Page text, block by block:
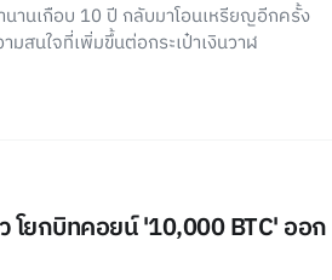
นานเกือบ 10 ปี กลับมาโอนเหรียญอีกครั้ง
สนใจที่เพิ่มขึ้นต่อกระเป๋าเงินวาฬ
โยกบิทคอยน์ '10,000 BTC' ออก